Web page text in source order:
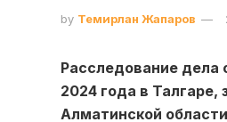
by Темирлан Жапаров
Расследование дела
2024 года в
Алматинской